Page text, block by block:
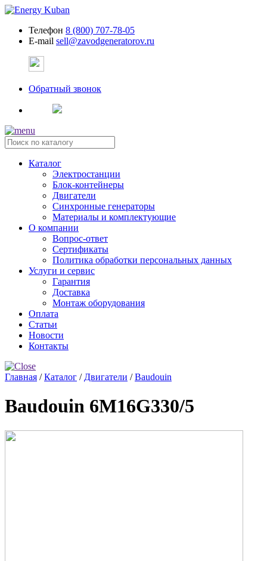
Телефон 8 (800) 707-78-05
E-mail sell@zavodgeneratorov.ru
Обратный звонок
Каталог
Электростанции
Блок-контейнеры
Двигатели
Синхронные генераторы
Материалы и комплектующие
О компании
Вопрос-ответ
Сертификаты
Политика обработки персональных данных
Услуги и сервис
Гарантия
Доставка
Монтаж оборудования
Оплата
Статьи
Новости
Контакты
Главная /Каталог / Двигатели /Baudouin
Baudouin 6M16G330/5